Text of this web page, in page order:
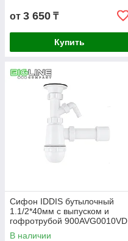
от 3 650 ₸
Купить
Сифон IDDIS бутылочный
1.1/2*40мм с выпуском и
гофротрубой 900AVG0010VD
В наличии